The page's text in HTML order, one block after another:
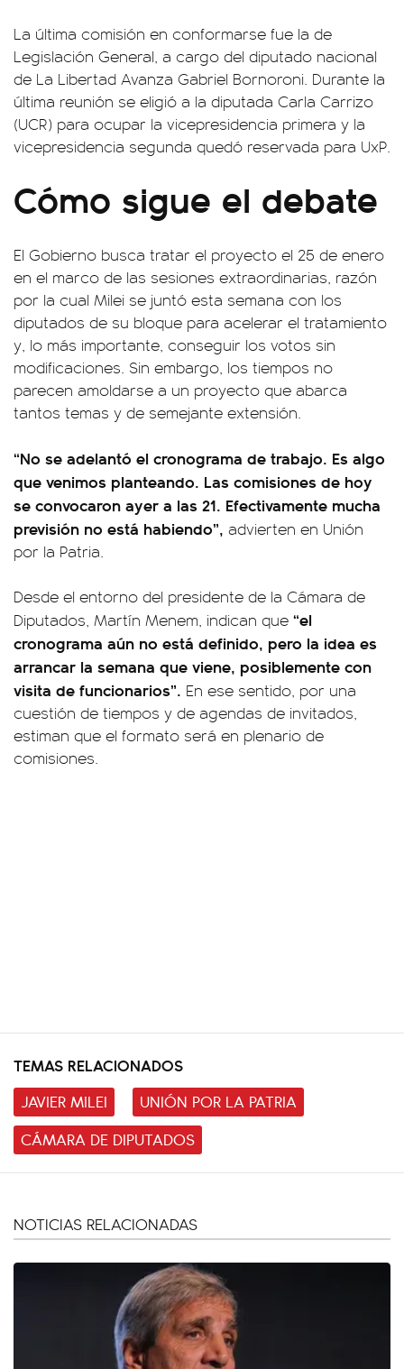
La última comisión en conformarse fue la de
Legislación General, a cargo del diputado nacional
de La Libertad Avanza Gabriel Bornoroni. Durante la
última reunión se eligió a la diputada Carla Carrizo
(UCR) para ocupar la vicepresidencia primera y la
vicepresidencia segunda quedó reservada para UxP.
Cómo sigue el debate
El Gobierno busca tratar el proyecto el 25 de enero
en el marco de las sesiones extraordinarias, razón
por la cual Milei se juntó esta semana con los
diputados de su bloque para acelerar el tratamiento
y, lo más importante, conseguir los votos sin
modificaciones. Sin embargo, los tiempos no
parecen amoldarse a un proyecto que abarca
tantos temas y de semejante extensión.
“No se adelantó el cronograma de trabajo. Es algo
que venimos planteando. Las comisiones de hoy
se convocaron ayer a las 21. Efectivamente mucha
previsión no está habiendo”, advierten en Unión
por la Patria.
Desde el entorno del presidente de la Cámara de
Diputados, Martín Menem, indican que “el
cronograma aún no está definido, pero la idea es
arrancar la semana que viene, posiblemente con
visita de funcionarios”. En ese sentido, por una
cuestión de tiempos y de agendas de invitados,
estiman que el formato será en plenario de
comisiones.
TEMAS RELACIONADOS
JAVIER MILEI
UNIÓN POR LA PATRIA
CÁMARA DE DIPUTADOS
NOTICIAS RELACIONADAS